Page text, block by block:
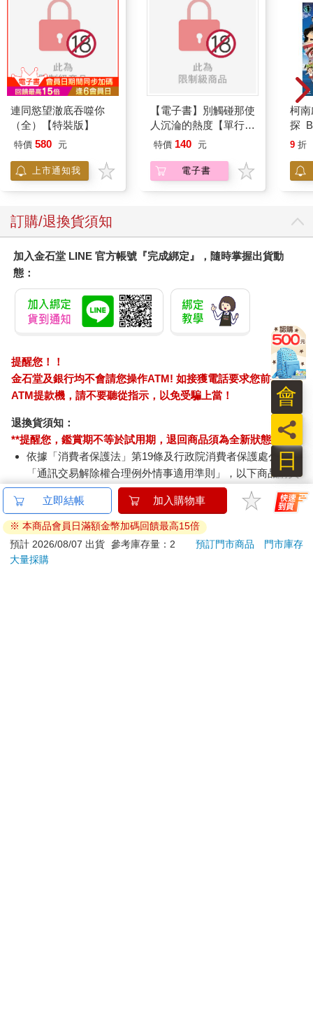
連同慾望澈底吞噬你
（全）【特裝版】
特價 580 元
上市通知我
【電子書】別觸碰那使
人沉淪的熱度【單行本
版】
特價 140 元
電子書
柯
探
9 折
訂購/退換貨須知
加入金石堂 LINE 官方帳號『完成綁定』，隨時掌握出貨動
態：
提醒您！！
金石堂及銀行均不會請您操作ATM! 如接獲電話要求您前往
ATM提款機，請不要聽從指示，以免受騙上當！
退換貨須知：
**提醒您，鑑賞期不等於試用期，退回商品須為全新狀態**
依據「消費者保護法」第19條及行政院消費者保護處公告之
「通訊交易解除權合理例外情事適用準則」，以下商品購買
後，除商品本身有瑕疵外，將不提供7天的猶豫期：
易於腐敗、保存期限較短或解約時即將逾期。（如：生
鮮食品）
依消費者要求所為之客製化給付。（客製化商品）
報紙、期刊或雜誌。（含MOOK、外文雜誌）
立即結帳 加入購物車
※ 本商品會員日滿額金幣加碼回饋最高15倍
預計 2026/08/07 出貨 參考庫存量：2 預訂門市商品
門市庫存
大量採購
日
員
會